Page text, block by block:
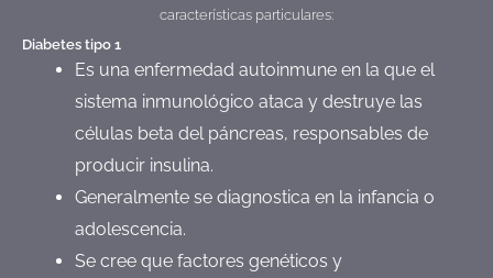
características particulares:
Diabetes tipo 1
Es una enfermedad autoinmune en la que el
sistema inmunológico ataca y destruye las
células beta del páncreas, responsables de
producir insulina.
Generalmente se diagnostica en la infancia o
adolescencia.
Se cree que factores genéticos y